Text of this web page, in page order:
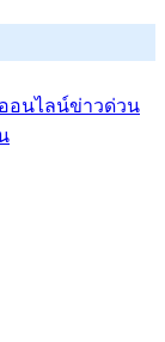
อนไลน์ข่าวด่วน